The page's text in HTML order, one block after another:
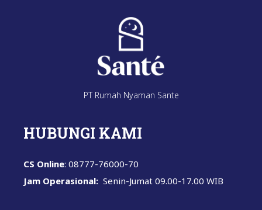
PT Rumah Nyaman Sante
HUBUNGI KAMI
CS Online: 08777-76000-70
Jam Operasional: Senin-Jumat 09.00-17.00 WIB